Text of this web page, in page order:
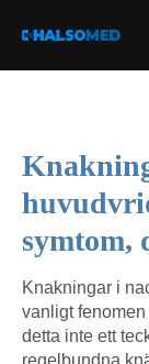
symtom,
Knakningar i
vanligt
detta inte ett
regelbundna